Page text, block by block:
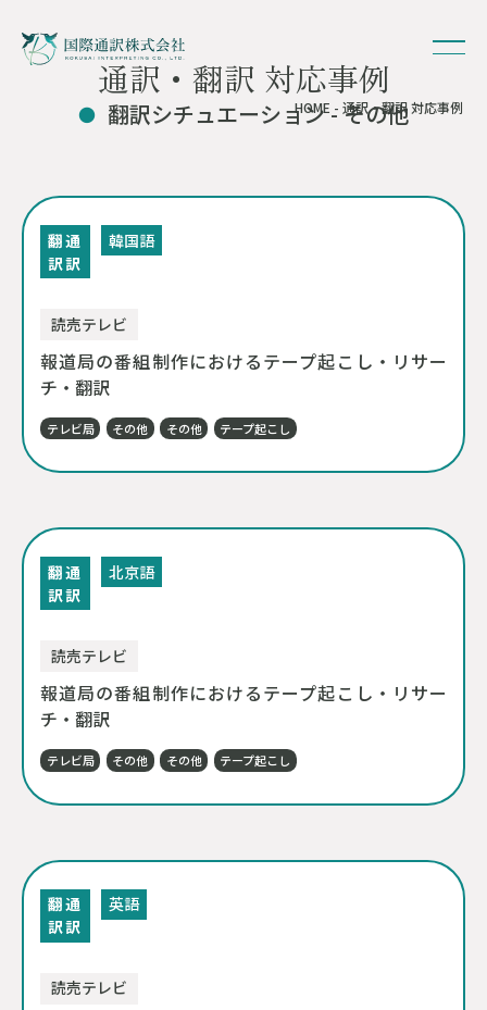
通訳・翻訳 対応事例
HOME - 通訳・翻訳 対応事例
翻訳シチュエーション - その他
翻
訳
通
訳
韓国語
読売テレビ
報道局の番組制作におけるテープ起こし・リサー
チ・翻訳
テレビ局 その他 その他 テープ起こし
翻
訳
通
訳
北京語
読売テレビ
報道局の番組制作におけるテープ起こし・リサー
チ・翻訳
テレビ局 その他 その他 テープ起こし
翻
訳
通
訳
英語
読売テレビ